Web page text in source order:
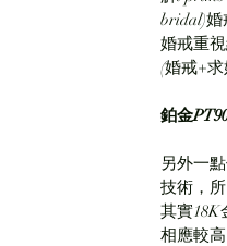
bridal)婚
婚戒重
(婚戒+
鉑金
另外一
技術，
其實18K
相應較